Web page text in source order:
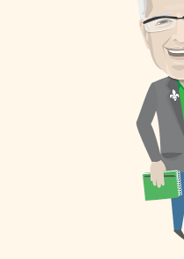
arbre risque de s’abattre sur le
chalet et Casey vient d’inviter
une frêle gamine couverte de
sang à passer la nuit chez elle,
même si elle est armée d’un
pressentiment La jeune fille se
prénomme Ella, L’ancienne […]